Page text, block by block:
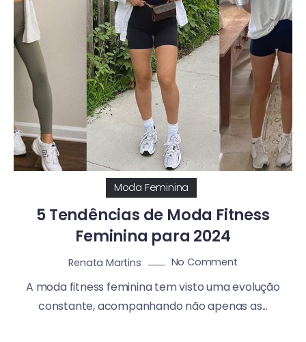
Moda Feminina
5 Tendências de Moda Fitness
Feminina para 2024
Renata Martins No Comment
A moda fitness feminina tem visto uma evolução
constante, acompanhando não apenas as...